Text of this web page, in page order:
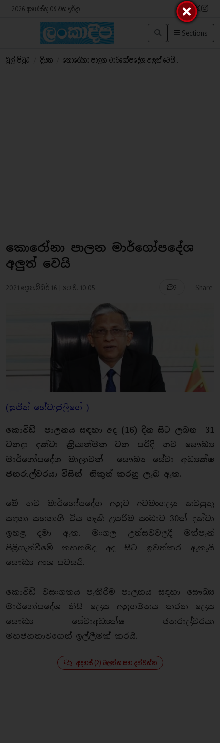
2026 අගෝස්තු 09 වන ඉරිදා
Sections
මුල් පිටුව දියත කොරෝනා පාලන මාර්ගෝපදේශ අලුත් වෙයි..
කොරෝනා පාලන මාර්ගෝපදේශ
අලුත් වෙයි
2021 දෙසැම්බර් 16 | පෙ.ව. 10:05 2 - Share
(සුජිත් හේවාජුලිගේ )
කොවිඩ් පාලනය සඳහා අද (16) දින සිට ලබන 31
වනදා දක්වා ක්‍රියාත්මක වන පරිදි නව සෞඛ්‍ය
මාර්ගෝපදේශ මාලාවක් සෞඛ්‍ය සේවා අධ්‍යක්ෂ
ජනරාල්වරයා විසින් නිකුත් කරනු ලැබ ඇත.
මේ නව මාර්ගෝපදේශ අනුව අවමංගල්‍ය කටයුතු
සඳහා සහභාගී විය හැකි උපරිම සංඛාව 30ක් දක්වා
ඉහළ දමා ඇත. මංගල උත්සවවලදී මත්පැන්
පිළිගැන්වීමේ තහනමද අද සිට ඉවත්කර ඇතැයි
සෞඛ්‍ය අංශ පවසයි.
කොවිඩ් වසංගතය පැතිරීම පාලනය සඳහා සෞඛ්‍ය
මාර්ගෝපදේශ නිසි ලෙස අනුගමනය කරන ලෙස
සෞඛ්‍ය සේවාඅධ්‍යක්ෂ ජනරාල්වරයා
මහජනතාවගෙන් ඉල්ලීමක් කරයි.
අදහස් (2) බලන්න සහ දක්වන්න